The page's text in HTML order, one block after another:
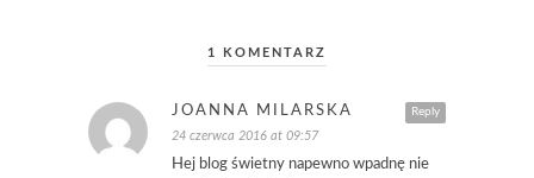
1 KOMENTARZ
Reply
JOANNA MILARSKA
24 czerwca 2016 at 09:57
Hej blog świetny napewno wpadnę nie